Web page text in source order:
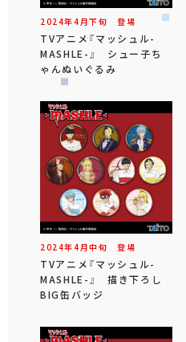
2024年4 月下旬 登場
TVアニメ『マッシュル-
MASHLE-』 シュー子ち
ゃんぬいぐるみ
2024年4 月中旬 登場
TVアニメ『マッシュル-
MASHLE-』 描き下ろし
BIG缶バッジ